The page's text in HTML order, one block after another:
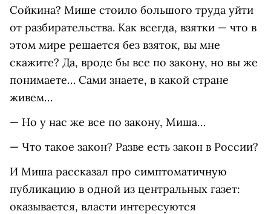
Сойкина? Мише стоило большого труда уйти
от разбирательства. Как всегда, взятки — что в
этом мире решается без взяток, вы мне
скажите? Да, вроде бы все по закону, но вы же
понимаете… Сами знаете, в какой стране
живем…
— Но у нас же все по закону, Миша…
— Что такое закон? Разве есть закон в России?
И Миша рассказал про симптоматичную
публикацию в одной из центральных газет:
оказывается, власти интересуются